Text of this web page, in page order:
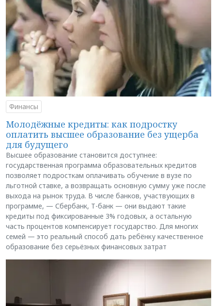
Финансы
Молодёжные кредиты: как подростку
оплатить высшее образование без ущерба
для будущего
Высшее образование становится доступнее:
государственная программа образовательных кредитов
позволяет подросткам оплачивать обучение в вузе по
льготной ставке, а возвращать основную сумму уже после
выхода на рынок труда. В числе банков, участвующих в
программе, — Сбербанк, Т-банк — они выдают такие
кредиты под фиксированные 3% годовых, а остальную
часть процентов компенсирует государство. Для многих
семей — это реальный способ дать ребёнку качественное
образование без серьёзных финансовых затрат